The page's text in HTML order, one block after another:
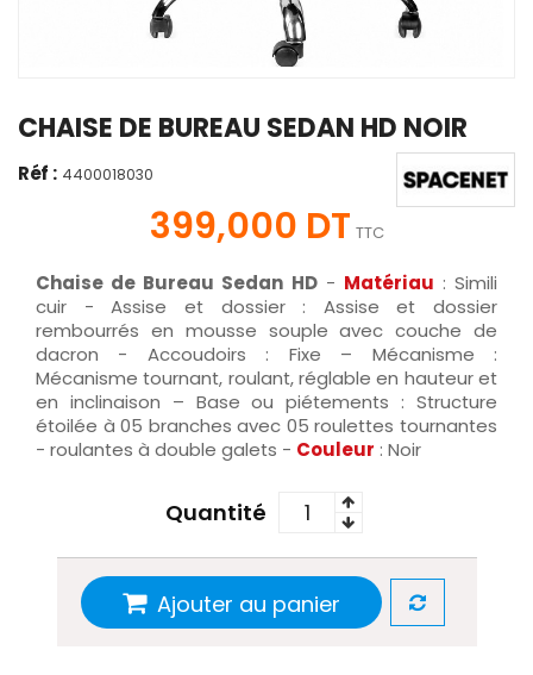
CHAISE DE BUREAU SEDAN HD NOIR
Réf : 4400018030
399,000 DT TTC
Chaise de Bureau Sedan HD- Matériau : Simili
cuir - Assise et dossier : Assise et dossier
rembourrés en mousse souple avec couche de
dacron - Accoudoirs : Fixe – Mécanisme :
Mécanisme tournant, roulant, réglable en hauteur et
en inclinaison – Base ou piétements : Structure
étoilée à 05 branches avec 05 roulettes tournantes
- roulantes à double galets - Couleur : Noir
Quantité
Ajouter au panier